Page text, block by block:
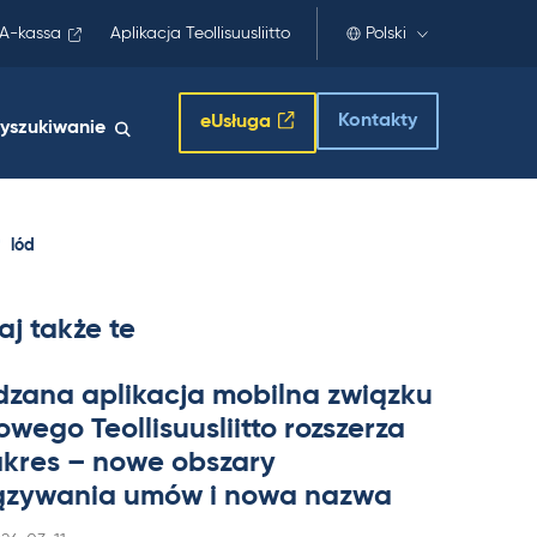
A-kassa Aplikacja Teollisuusliitto Polski
eUsługa Kontakty
lód
także te
apli­kacja mo­bilna związku
Teol­li­suus­liitto rozszerza
– nowe obszary
umów i nowa nazwa